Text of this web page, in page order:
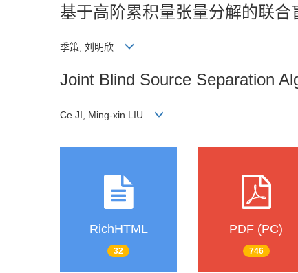
基于高阶累积量张量分解的联合
季策, 刘明欣
Joint Blind Source Separation
Ce JI, Ming‐xin LIU
RichHTML
32
PDF (PC)
746